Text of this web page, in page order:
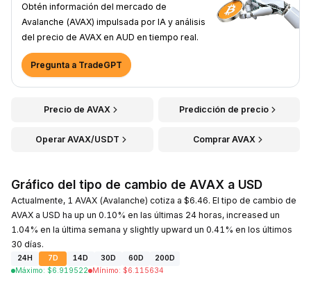
Obtén información del mercado de
Avalanche (AVAX) impulsada por IA y análisis
del precio de AVAX en AUD en tiempo real.
Pregunta a TradeGPT
Precio de AVAX Predicción de precio
Operar AVAX/USDT Comprar AVAX
Gráfico del tipo de cambio de AVAX a USD
Actualmente, 1 AVAX (Avalanche) cotiza a $6.46. El tipo de cambio de
AVAX a USD ha up un 0.10% en las últimas 24 horas, increased un
1.04% en la última semana y slightly upward un 0.41% en los últimos
30 días.
24H 7D 14D 30D 60D
200D
Máximo: $6.919522 Mínimo: $6.115634